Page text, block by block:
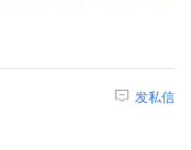
发私信